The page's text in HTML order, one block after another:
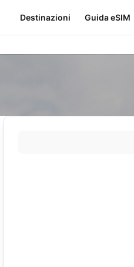
Destinazioni Guida eSIM